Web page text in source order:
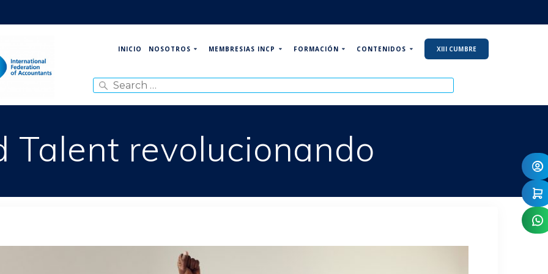
INICIO NOSOTROS MEMBRESIAS INCP FORMACIÓN CONTENIDOS XIII CUMBRE
for:
Talent revolucionando